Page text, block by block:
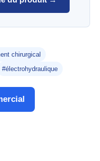
chirurgical
#électrohydraulique